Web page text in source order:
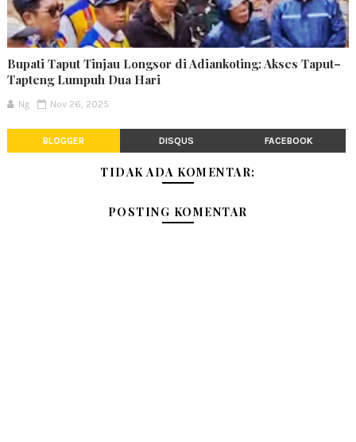
Bupati Taput Tinjau Longsor di Adiankoting: Akses Taput–
Tapteng Lumpuh Dua Hari
Ng Nov 26, 2025
BLOGGER DISQUS FACEBOOK
TIDAK ADA KOMENTAR:
POSTING KOMENTAR